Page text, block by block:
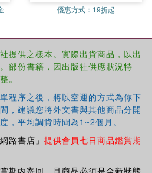
優惠方式： 19折起
提供之樣本。實際出貨商品，以出
部份書籍，因出版社供應狀況特
。
程序之後，將以空運的方式為你下
，建議您將外文書與其他商品分開
，平均調貨時間為1~2個月。
路書店」 提供會員七日商品鑑賞期
期內寄回，且商品必須是全新狀態